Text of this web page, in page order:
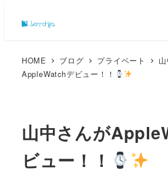
HOME ブログ プライベート
AppleWatchデビュー！！
山中さんが
ビュー！！